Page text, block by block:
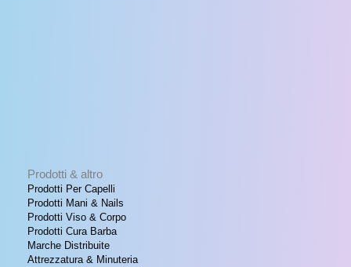
Prodotti & altro
Prodotti Per Capelli
Prodotti Mani & Nails
Prodotti Viso & Corpo
Prodotti Cura Barba
Marche Distribuite
Attrezzatura & Minuteria